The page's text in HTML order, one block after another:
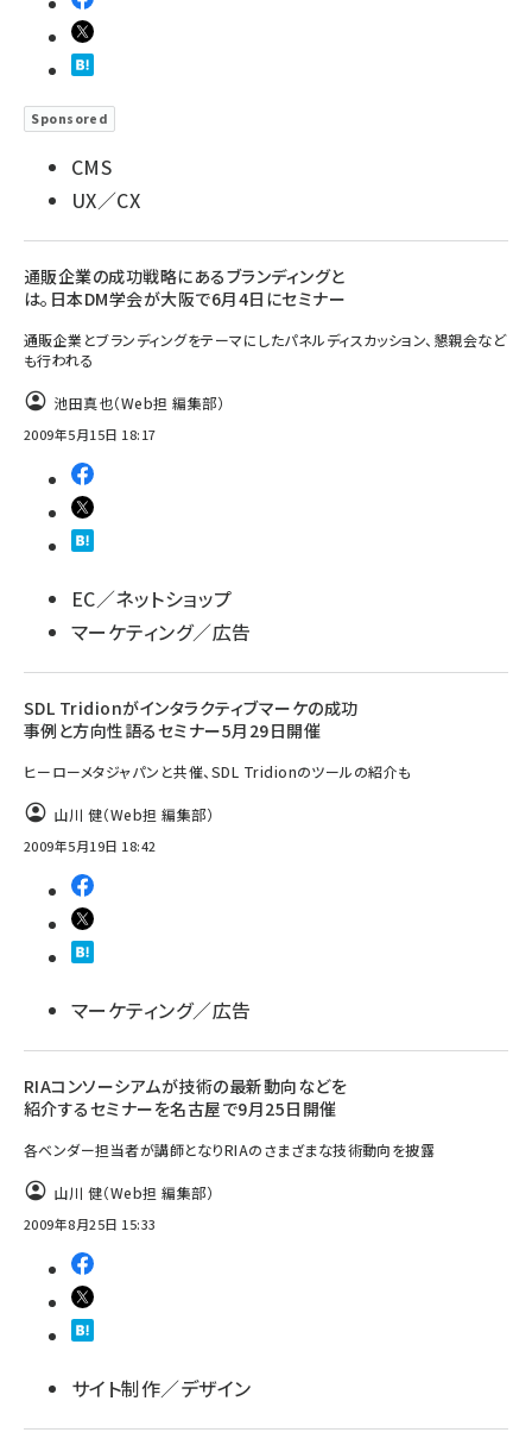
Sponsored
CMS
UX／CX
通販企業の成功戦略にあるブランディングと
は。日本DM学会が大阪で6月4日にセミナー
通販企業とブランディングをテーマにしたパネルディスカッション、懇親会など
も行われる
池田真也（Web担 編集部）
2009年5月15日 18:17
EC／ネットショップ
マーケティング／広告
SDL Tridionがインタラクティブマーケの成功
事例と方向性語るセミナー5月29日開催
ヒーローメタジャパンと共催、SDL Tridionのツールの紹介も
山川 健（Web担 編集部）
2009年5月19日 18:42
マーケティング／広告
RIAコンソーシアムが技術の最新動向などを
紹介するセミナーを名古屋で9月25日開催
各ベンダー担当者が講師となりRIAのさまざまな技術動向を披露
山川 健（Web担 編集部）
2009年8月25日 15:33
サイト制作／デザイン